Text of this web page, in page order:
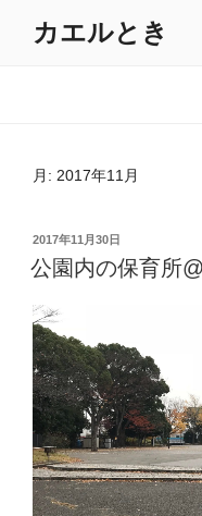
カエルとき
月: 2017年11月
投
稿
日:
2017年11月30日
公園内の保育所